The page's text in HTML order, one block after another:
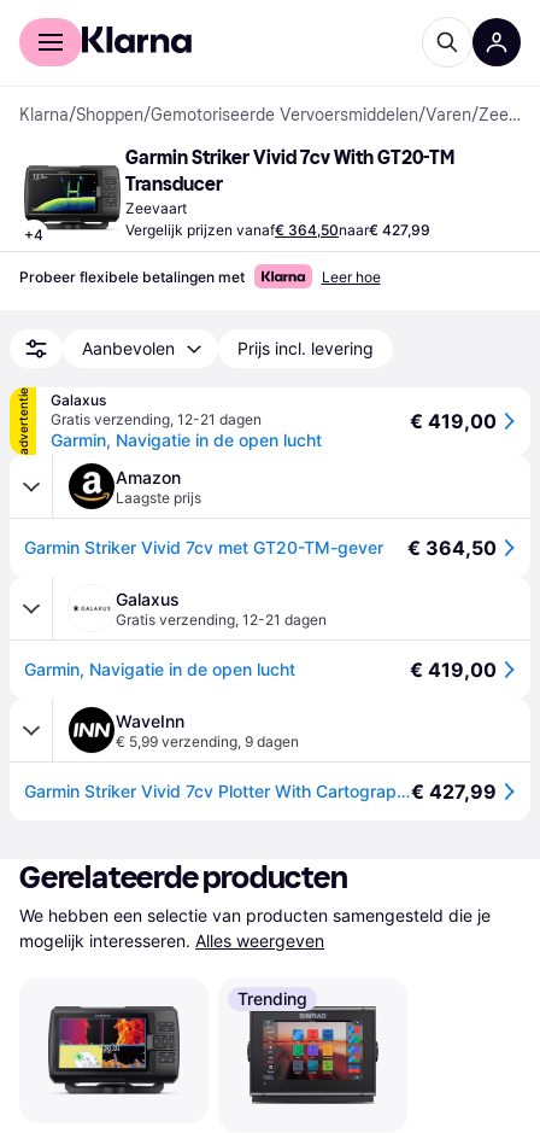
Voor shoppers
Klarna/Shoppen/Gemotoriseerde Vervoersmiddelen/Varen/ Zeevaarten
+4
Garmin Striker Vivid 7cv With GT20-TM
Transducer
Zeevaart
Vergelijk prijzen vanaf€ 364,50naar€ 427,99
Probeer flexibele betalingen met Leer hoe
Aanbevolen Prijs incl. levering
advertentie
Galaxus
Gratis verzending, 12-21 dagen
Garmin, Navigatie in de open lucht
€ 419,00
Amazon
Laagste prijs
Garmin Striker Vivid 7cv met GT20-TM-gever € 364,50
Galaxus
Gratis verzending, 12-21 dagen
Garmin, Navigatie in de open lucht € 419,00
WaveInn
€ 5,99 verzending, 9 dagen
Garmin Striker Vivid 7cv Plotter With Cartography Zwart€ 427,99
Gerelateerde producten
We hebben een selectie van producten samengesteld die je
mogelijk interesseren. Alles weergeven
Trending